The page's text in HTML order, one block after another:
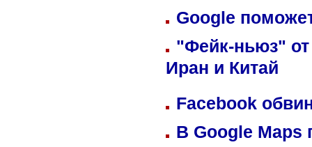
Google
"Фейк-ньюз" от
Иран и Китай
Facebook
В Google Maps